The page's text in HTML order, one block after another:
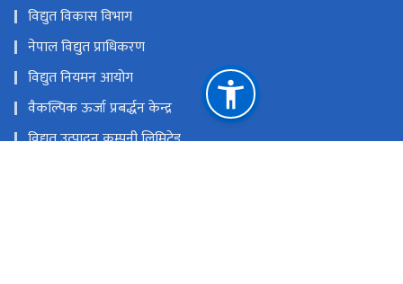
विद्युत विकास विभाग
नेपाल विद्युत प्राधिकरण
विद्युत नियमन आयोग
वैकल्पिक ऊर्जा प्रबर्द्धन केन्द्र
विद्युत उत्पादन कम्पनी लिमिटेड